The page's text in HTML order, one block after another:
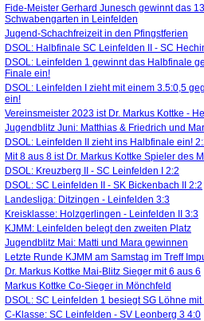
Fide-Meister Gerhard Junesch gewinnt das
Schwabengarten in Leinfelden
Jugend-Schachfreizeit in den Pfingstferien
DSOL: Halbfinale SC Leinfelden II - SC
DSOL: Leinfelden 1 gewinnt das Halbfinale
Finale ein!
DSOL: Leinfelden I zieht mit einem 3.5:0,5
ein!
Vereinsmeister 2023 ist Dr. Markus Kottke -
Jugendblitz Juni: Matthias & Friedrich und
DSOL: Leinfelden II zieht ins Halbfinale ein!
Mit 8 aus 8 ist Dr. Markus Kottke Spieler des
DSOL: Kreuzberg II - SC Leinfelden I 2:2
DSOL: SC Leinfelden II - SK Bickenbach II 2:2
Landesliga: Ditzingen - Leinfelden 3:3
Kreisklasse: Holzgerlingen - Leinfelden II 3:3
KJMM: Leinfelden belegt den zweiten Platz
Jugendblitz Mai: Matti und Mara gewinnen
Letzte Runde KJMM am Samstag im Treff
Dr. Markus Kottke Mai-Blitz Sieger mit 6 aus 6
Markus Kottke Co-Sieger in Mönchfeld
DSOL: SC Leinfelden 1 besiegt SG Löhne mit
C-Klasse: SC Leinfelden - SV Leonberg 3 4:0